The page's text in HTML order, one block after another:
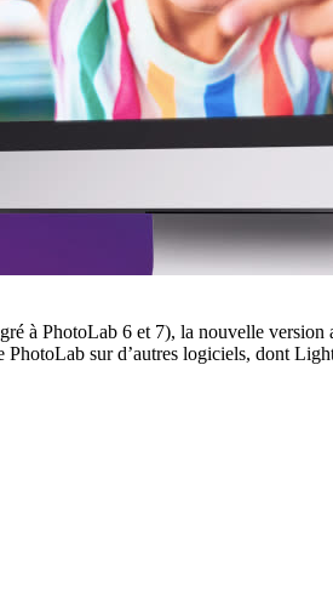
à PhotoLab 6 et 7), la nouvelle version
sur d’autres logiciels, dont